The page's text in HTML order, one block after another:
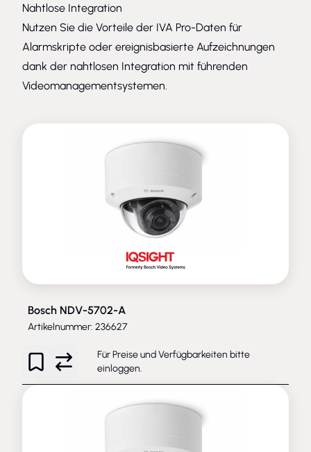
Nahtlose Integration
Nutzen Sie die Vorteile der IVA Pro-Daten für
Alarmskripte oder ereignisbasierte Aufzeichnungen
dank der nahtlosen Integration mit führenden
Videomanagementsystemen.
Bosch NDV-5702-A
Artikelnummer: 236627
Für Preise und Verfügbarkeiten bitte
einloggen.